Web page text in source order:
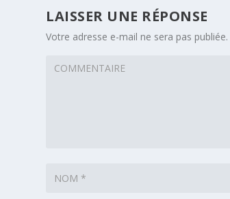
LAISSER UNE RÉPONSE
Votre adresse e-mail ne sera pas publiée.